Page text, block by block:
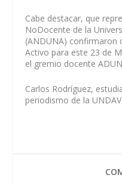
Cabe destacar, que
NoDocente de la
(ANDUNA) confirmaron
Activo para este 23 de
el gremio docente
Carlos Rodríguez,
periodismo de la UNDAV